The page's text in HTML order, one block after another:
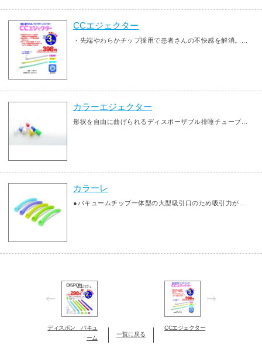
CCエジェクター
・先端やわらかチップ採用で患者さんの不快感を解消。...
カラーエジェクター
形状を自由に曲げられるディスポーザブル排唾チューブ...
カラーレ
●バキュームチップ一体型の大型吸引口のため吸引力が...
ディスポン バキュ
ーム
一覧に戻る
CCエジェクター